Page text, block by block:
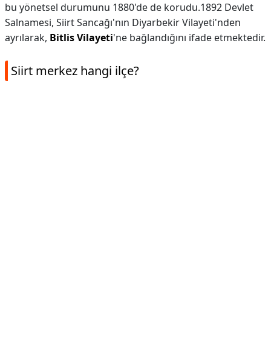
bu yönetsel durumunu 1880'de de korudu.1892 Devlet
Salnamesi, Siirt Sancağı'nın Diyarbekir Vilayeti'nden
ayrılarak, Bitlis Vilayeti'ne bağlandığını ifade etmektedir.
Siirt merkez hangi ilçe?